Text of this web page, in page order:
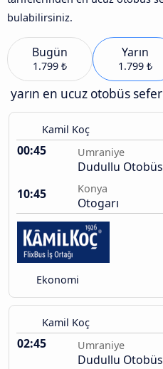
bulabilirsiniz.
Bugün
1.799 ₺
Yarın
1.799 ₺
yarın en ucuz otobüs
Kamil Koç
00:45 Umraniye
Dudullu
10:45
Konya
Otogarı
Ekonomi
Kamil Koç
02:45 Umraniye
Dudullu